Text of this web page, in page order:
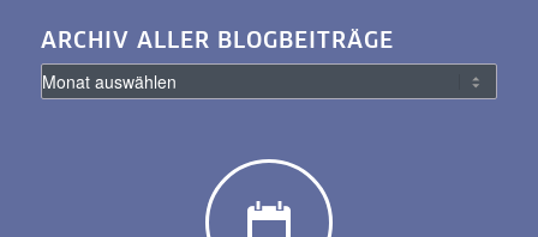
ARCHIV ALLER BLOGBEITRÄGE